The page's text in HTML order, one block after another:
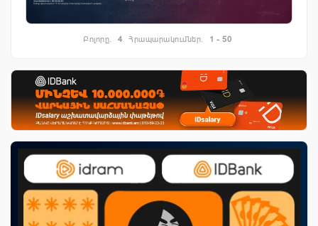
Բոլորը. 4 Հրապարակումներ. 1 - 50